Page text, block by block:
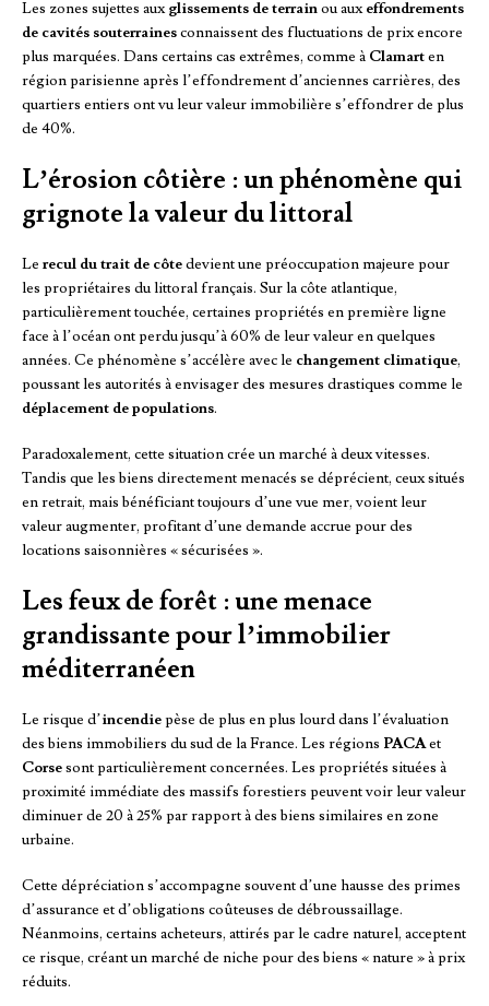
Les zones sujettes auxglissements de terrainou auxeffondrements
de cavités souterrainesconnaissent des fluctuations de prix encore
plus marquées. Dans certains cas extrêmes, comme à Clamarten
région parisienne après l’effondrement d’anciennes carrières, des
quartiers entiers ont vu leur valeur immobilière s’effondrer de plus
de 40%.
L’érosion côtière : un phénomène qui
grignote la valeur du littoral
Le recul du trait de côtedevient une préoccupation majeure pour
les propriétaires du littoral français. Sur la côte atlantique,
particulièrement touchée, certaines propriétés en première ligne
face à l’océan ont perdu jusqu’à 60% de leur valeur en quelques
années. Ce phénomène s’accélère avec le changement climatique,
poussant les autorités à envisager des mesures drastiques comme le
déplacement de populations.
Paradoxalement, cette situation crée un marché à deux vitesses.
Tandis que les biens directement menacés se déprécient, ceux situés
en retrait, mais bénéficiant toujours d’une vue mer, voient leur
valeur augmenter, profitant d’une demande accrue pour des
locations saisonnières « sécurisées ».
Les feux de forêt : une menace
grandissante pour l’immobilier
méditerranéen
Le risque d’incendiepèse de plus en plus lourd dans l’évaluation
des biens immobiliers du sud de la France. Les régions PACAet
Corsesont particulièrement concernées. Les propriétés situées à
proximité immédiate des massifs forestiers peuvent voir leur valeur
diminuer de 20 à 25% par rapport à des biens similaires en zone
urbaine.
Cette dépréciation s’accompagne souvent d’une hausse des primes
d’assurance et d’obligations coûteuses de débroussaillage.
Néanmoins, certains acheteurs, attirés par le cadre naturel, acceptent
ce risque, créant un marché de niche pour des biens « nature » à prix
réduits.